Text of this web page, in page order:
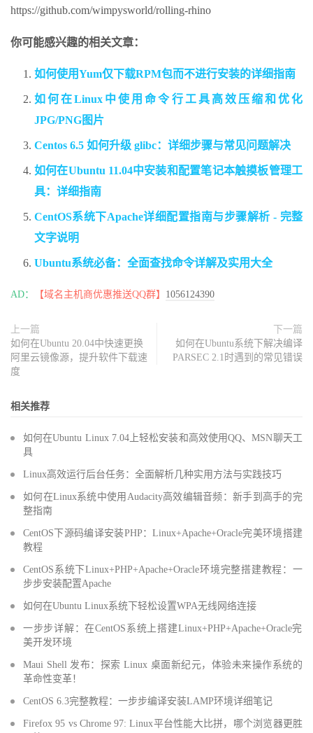
https://github.com/wimpysworld/rolling-rhino
你可能感兴趣的相关文章：
如何使用Yum仅下载RPM包而不进行安装的详细指南
如何在Linux中使用命令行工具高效压缩和优化
JPG/PNG图片
Centos 6.5 如何升级 glibc：详细步骤与常见问题解决
如何在Ubuntu 11.04中安装和配置笔记本触摸板管理工
具：详细指南
CentOS系统下Apache详细配置指南与步骤解析 - 完整
文字说明
Ubuntu系统必备：全面查找命令详解及实用大全
AD： 【域名主机商优惠推送QQ群】 1056124390
上一篇
如何在Ubuntu 20.04中快速更换
阿里云镜像源，提升软件下载速
度
下一篇
如何在Ubuntu系统下解决编译
PARSEC 2.1时遇到的常见错误
相关推荐
如何在Ubuntu Linux 7.04上轻松安装和高效使用QQ、MSN聊天工
具
Linux高效运行后台任务：全面解析几种实用方法与实践技巧
如何在Linux系统中使用Audacity高效编辑音频：新手到高手的完
整指南
CentOS下源码编译安装PHP：Linux+Apache+Oracle完美环境搭建
教程
CentOS系统下Linux+PHP+Apache+Oracle环境完整搭建教程：一
步步安装配置Apache
如何在Ubuntu Linux系统下轻松设置WPA无线网络连接
一步步详解：在CentOS系统上搭建Linux+PHP+Apache+Oracle完
美开发环境
Maui Shell 发布：探索 Linux 桌面新纪元，体验未来操作系统的
革命性变革！
CentOS 6.3完整教程：一步步编译安装LAMP环境详细笔记
Firefox 95 vs Chrome 97: Linux平台性能大比拼，哪个浏览器更胜